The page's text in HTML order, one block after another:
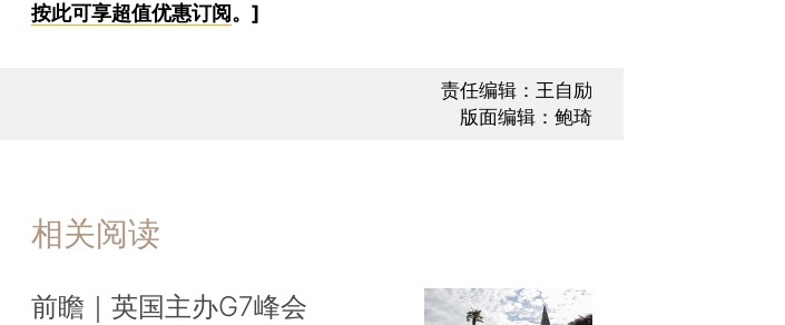
按此可享超值优惠订阅。]
责任编辑：王自励
版面编辑：鲍琦
相关阅读
前瞻｜英国主办G7峰会